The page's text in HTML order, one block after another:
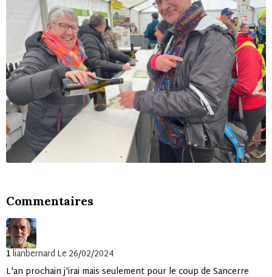
Commentaires
1lianbernard Le 26/02/2024
L'an prochain j'irai mais seulement pour le coup de Sancerre